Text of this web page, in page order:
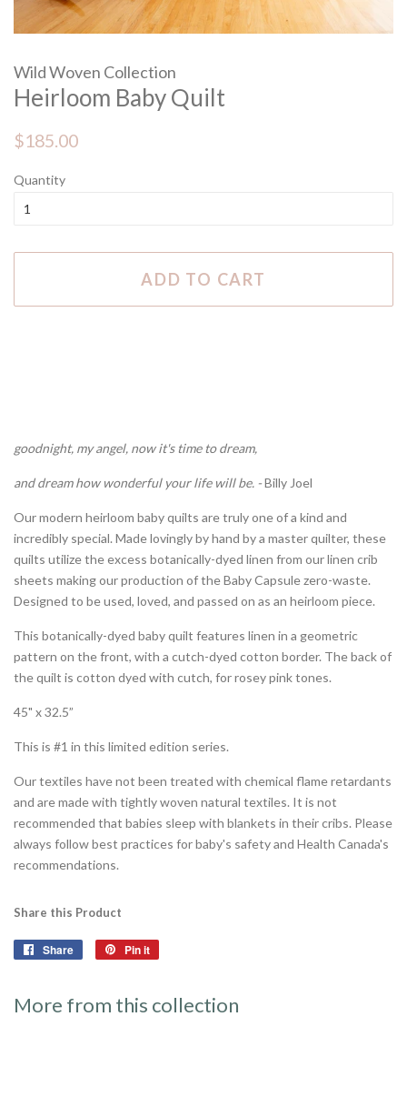
Wild Woven Collection
Heirloom Baby Quilt
Regular
$185.00
Quantity
ADD TO CART
goodnight, my angel, now it's time to dream,
and dream how wonderful your life will be. -Billy Joel
Our modern heirloom baby quilts are truly one of a kind and
incredibly special. Made lovingly by hand by a master quilter, these
quilts utilize the excess botanically-dyed linen from our linen crib
sheets making our production of the Baby Capsule zero-waste.
Designed to be used, loved, and passed on as an heirloom piece.
This botanically-dyed baby quilt features linen in a geometric
pattern on the front, with a cutch-dyed cotton border. The back of
the quilt is cotton dyed with cutch, for rosey pink tones.
45" x 32.5”
This is #1 in this limited edition series.
Our textiles have not been treated with chemical flame retardants
and are made with tightly woven natural textiles. It is not
recommended that babies sleep with blankets in their cribs. Please
always follow best practices for baby's safety and Health Canada's
recommendations.
Share this Product
Share
Share
Pin it
More from this collection